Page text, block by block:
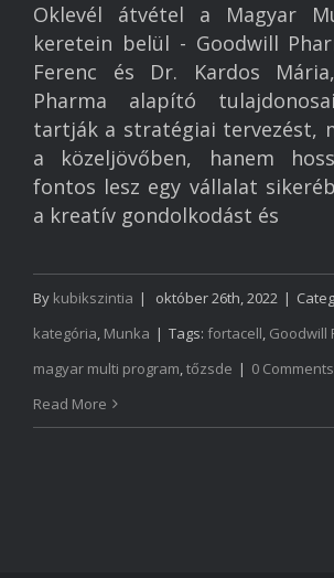
Oklevél átvétel a Magyar
keretein belül - Goodwill
Ferenc és Dr. Kardos
Pharma alapító
tartják a stratégiai tervezést,
a közeljövőben, hanem
fontos lesz egy vállalat
a kreatív gondolkodást és
By kubikszintia | október 26th, 2022 |
kategória, Munka | Tags: fortacell, Goodwill
magyar multi program,tőzsde | 0 Comments
Read More